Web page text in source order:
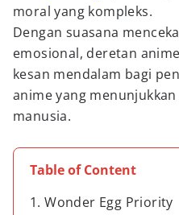
moral yang kompleks.
Dengan suasana
emosional, deretan
kesan mendalam bagi
anime yang
manusia.
Table of Content
1. Wonder Egg Priority